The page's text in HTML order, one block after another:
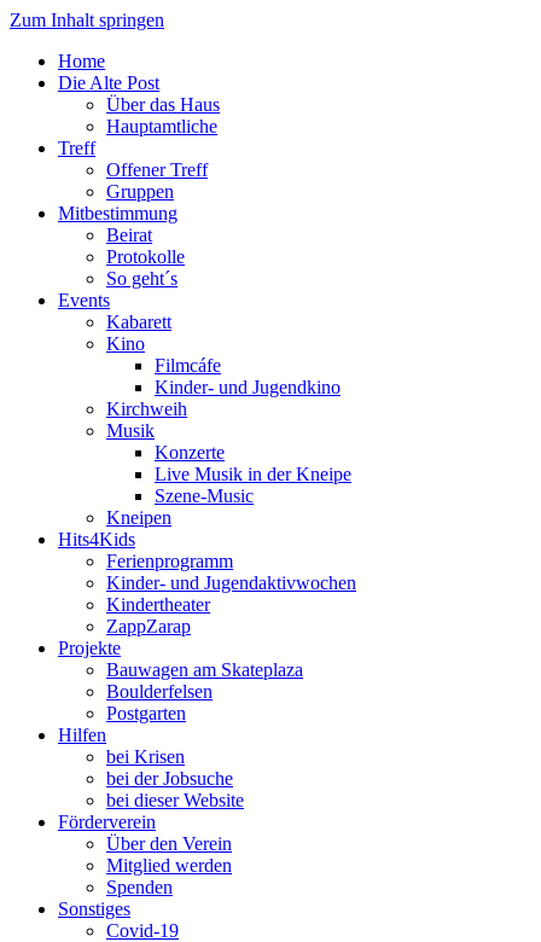
Zum Inhalt springen
Home
Die Alte Post
Über das Haus
Hauptamtliche
Treff
Offener Treff
Gruppen
Mitbestimmung
Beirat
Protokolle
So geht´s
Events
Kabarett
Kino
Filmcáfe
Kinder- und Jugendkino
Kirchweih
Musik
Konzerte
Live Musik in der Kneipe
Szene-Music
Kneipen
Hits4Kids
Ferienprogramm
Kinder- und Jugendaktivwochen
Kindertheater
ZappZarap
Projekte
Bauwagen am Skateplaza
Boulderfelsen
Postgarten
Hilfen
bei Krisen
bei der Jobsuche
bei dieser Website
Förderverein
Über den Verein
Mitglied werden
Spenden
Sonstiges
Covid-19